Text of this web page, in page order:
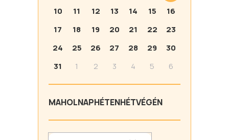
10
11 12 13 14 15
16
17
18 19 20 21 22
23
24
25 26 27 28 29
30
31
1 2 3 4 5 6
MAHOLNAPHÉTENHÉTVÉGÉN